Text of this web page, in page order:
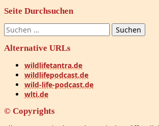
Seite Durchsuchen
Suchen
nach:
Alternative URLs
wildlifetantra.de
wildlifepodcast.de
wild-life-podcast.de
wlti.de
© Copyrights